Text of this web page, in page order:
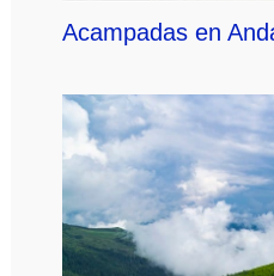
Acampadas en